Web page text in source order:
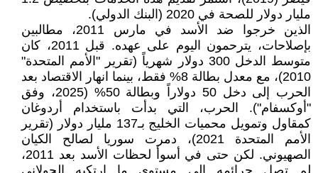
مليار دولار للصحة في 2020 (البنك الدولي).
الذين خرجوا ضد الأسد في مارس 2011، مطالبين
بإصلاحات، يترحمون اليوم على عهده. قبل 2011، كان
متوسط الدخل 300 دولار شهرياً (تقرير "الأمم المتحدة"
2010)، مع معدل بطالة 8% فقط، بينما انهار الاقتصاد بعد
الحرب إلى دخل 50 دولاراً وبطالة 50% (2025، وفق
"أوكسفام"). الحرب، التي بدأت باستخدام أردوغان
كمقاول وتمويل محميات الخليج بـ137 مليار دولار (تقرير
الأمم المتحدة 2021)، دمرت سوريا لصالح الكيان
الصهيوني. لكن حتى في أسوأ لحظات الأسد بعد 2011،